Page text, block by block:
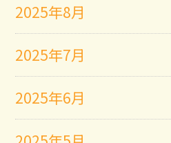
2025年8月
2025年7月
2025年6月